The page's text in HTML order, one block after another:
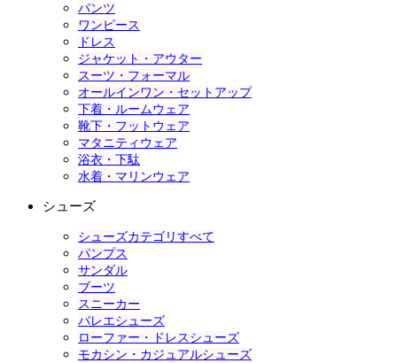
パンツ
ワンピース
ドレス
ジャケット・アウター
スーツ・フォーマル
オールインワン・セットアップ
下着・ルームウェア
靴下・フットウェア
マタニティウェア
浴衣・下駄
水着・マリンウェア
シューズ
シューズカテゴリすべて
パンプス
サンダル
ブーツ
スニーカー
バレエシューズ
ローファー・ドレスシューズ
モカシン・カジュアルシューズ